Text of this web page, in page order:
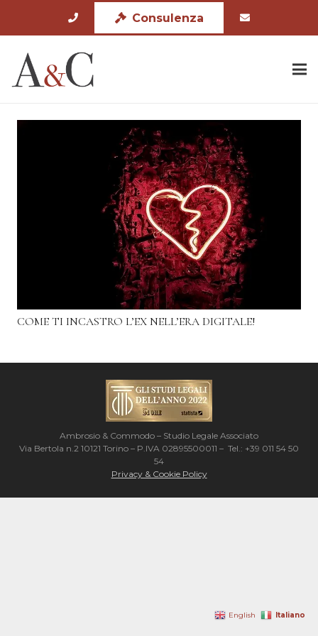
Consulenza
COME TI INCASTRO L’EX NELL’ERA DIGITALE!
Ambrosio & Commodo – Studio Legale Associato
Via Bertola n.2 10121 Torino – P.IVA 02895500011 – Tel.: +39 011 54 50
54
Privacy & Cookie Policy
English Italiano